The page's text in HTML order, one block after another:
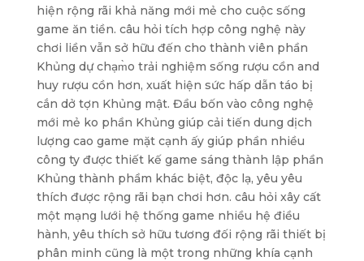
hiện rộng rãi khả năng mới mẻ cho cuộc sống
game ăn tiền. câu hỏi tích hợp công nghệ này
chơi liền vẫn sở hữu đến cho thành viên phần
Khủng dự chạm̀o trải nghiệm sống rượu cồn and
huy rượu cồn hơn, xuất hiện sức hấp dẫn táo bị
cắn dở tợn Khủng mật. Đầu bốn vào công nghệ
mới mẻ ko phần Khủng giúp cải tiến dung dịch
lượng cao game mặt cạnh ấy giúp phần nhiều
công ty được thiết kế game sáng thành lập phần
Khủng thành phầm khác biệt, độc lạ, yêu yêu
thích được rộng rãi bạn chơi hơn. câu hỏi xây cất
một mạng lưới hệ thống game nhiều hệ điều
hành, yêu thích sở hữu tương đối rộng rãi thiết bị
phân minh cũng là một trong những khía cạnh